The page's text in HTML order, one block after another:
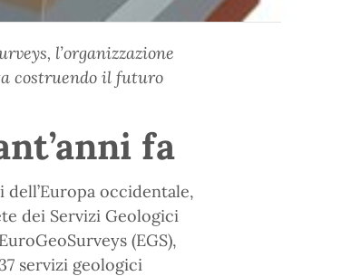
l’organizzazione
costruendo il futuro
fa
occidentale,
dei Servizi Geologici
(EGS),
servizi geologici